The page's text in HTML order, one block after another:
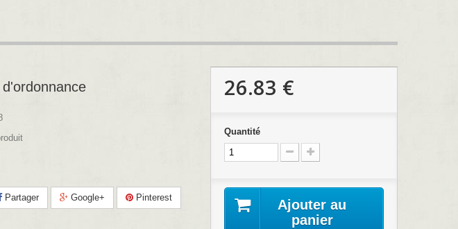
Partager Google+ Pinterest
26.83 €
Quantité
Ajouter au
panier